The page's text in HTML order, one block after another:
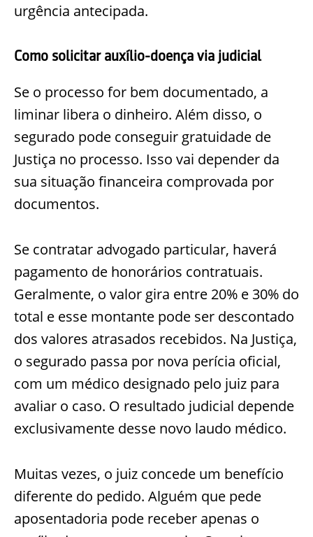
urgência antecipada.
Como solicitar auxílio-doença via judicial
Se o processo for bem documentado, a
liminar libera o dinheiro. Além disso, o
segurado pode conseguir gratuidade de
Justiça no processo. Isso vai depender da
sua situação financeira comprovada por
documentos.
Se contratar advogado particular, haverá
pagamento de honorários contratuais.
Geralmente, o valor gira entre 20% e 30% do
total e esse montante pode ser descontado
dos valores atrasados recebidos. Na Justiça,
o segurado passa por nova perícia oficial,
com um médico designado pelo juiz para
avaliar o caso. O resultado judicial depende
exclusivamente desse novo laudo médico.
Muitas vezes, o juiz concede um benefício
diferente do pedido. Alguém que pede
aposentadoria pode receber apenas o